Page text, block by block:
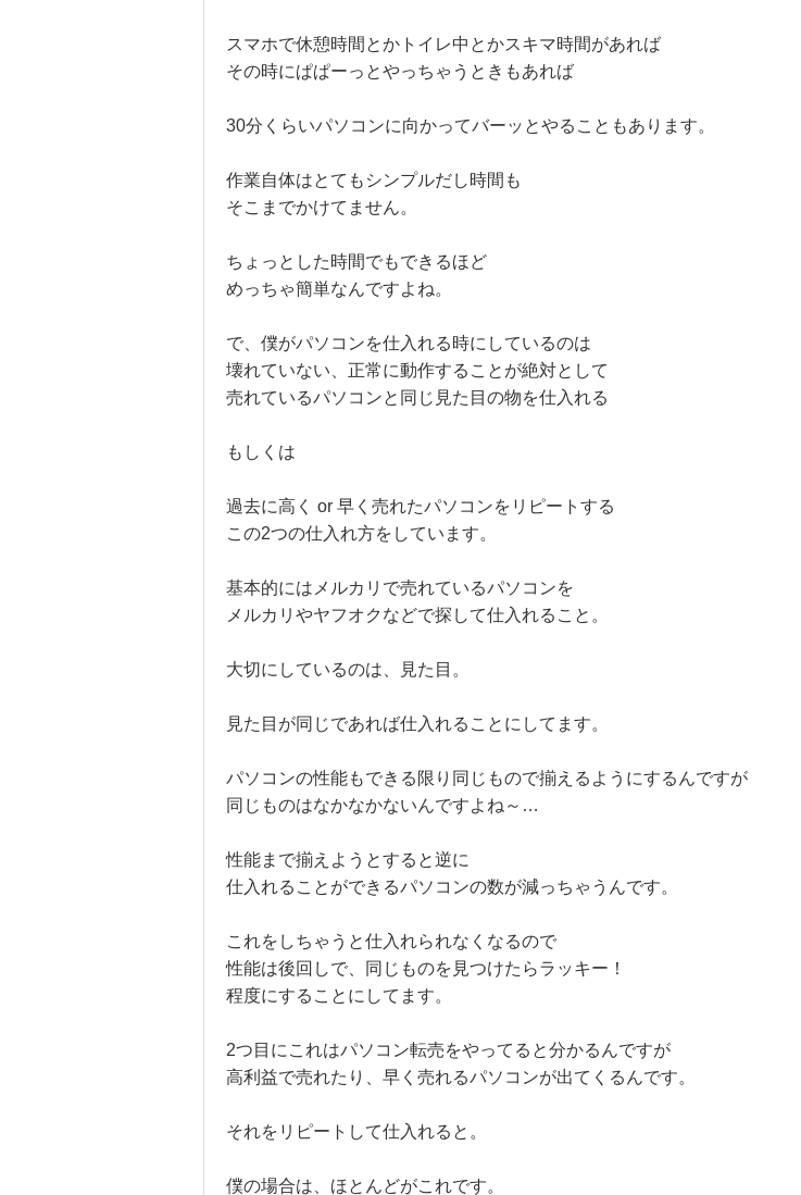
スマホで休憩時間とかトイレ中とかスキマ時間があれば
その時にぱぱーっとやっちゃうときもあれば
30分くらいパソコンに向かってバーッとやることもあります。
作業自体はとてもシンプルだし時間も
そこまでかけてません。
ちょっとした時間でもできるほど
めっちゃ簡単なんですよね。
で、僕がパソコンを仕入れる時にしているのは
壊れていない、正常に動作することが絶対として
売れているパソコンと同じ見た目の物を仕入れる
もしくは
過去に高く or 早く売れたパソコンをリピートする
この2つの仕入れ方をしています。
基本的にはメルカリで売れているパソコンを
メルカリやヤフオクなどで探して仕入れること。
大切にしているのは、見た目。
見た目が同じであれば仕入れることにしてます。
パソコンの性能もできる限り同じもので揃えるようにするんですが
同じものはなかなかないんですよね～…
性能まで揃えようとすると逆に
仕入れることができるパソコンの数が減っちゃうんです。
これをしちゃうと仕入れられなくなるので
性能は後回しで、同じものを見つけたらラッキー！
程度にすることにしてます。
2つ目にこれはパソコン転売をやってると分かるんですが
高利益で売れたり、早く売れるパソコンが出てくるんです。
それをリピートして仕入れると。
僕の場合は、ほとんどがこれです。